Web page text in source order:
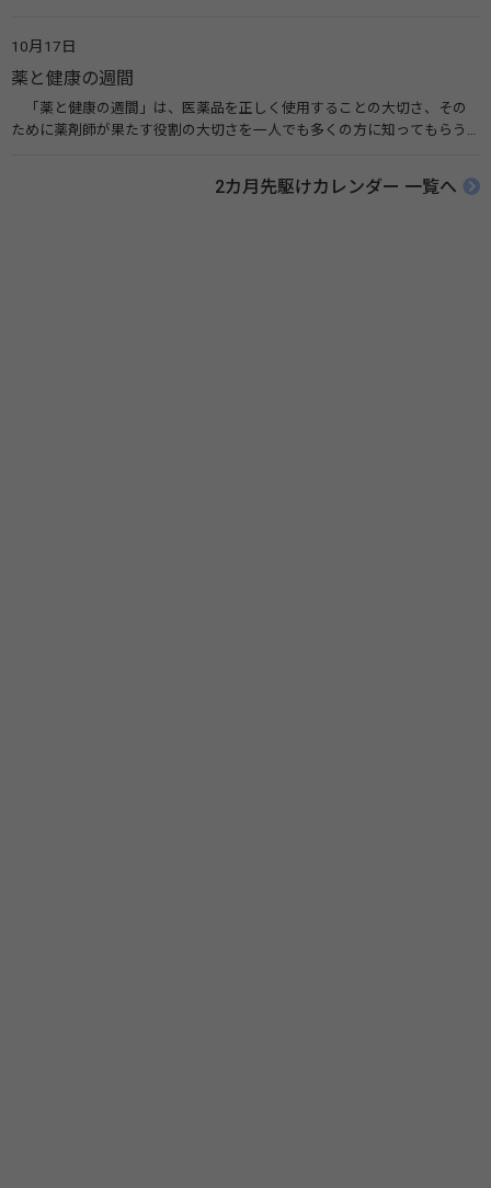
10月17日
薬と健康の週間
「薬と健康の週間」は、医薬品を正しく使用することの大切さ、その
ために薬剤師が果たす役割の大切さを一人でも多くの方に知ってもらう
伝えたい！薬との付き合い方」（保健指導リソースガイド）
2カ月先駆けカレンダー 一覧へ